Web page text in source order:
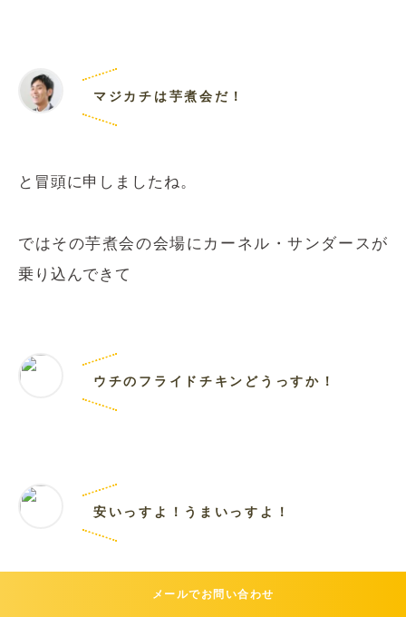
マジカチは芋煮会だ！
と冒頭に申しましたね。
ではその芋煮会の会場にカーネル・サンダースが
乗り込んできて
ウチのフライドチキンどうっすか！
安いっすよ！うまいっすよ！
メールでお問い合わせ